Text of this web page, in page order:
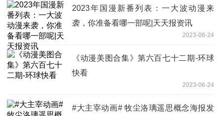
2023年国漫新番列表：一大波动漫来
袭，你准备看哪一部呢|天天报资讯
2023-06-24
《动漫美图合集》第六百七十二期-环球
快看
2023-06-24
#大主宰动画# 牧尘洛璃遥思概念海报发